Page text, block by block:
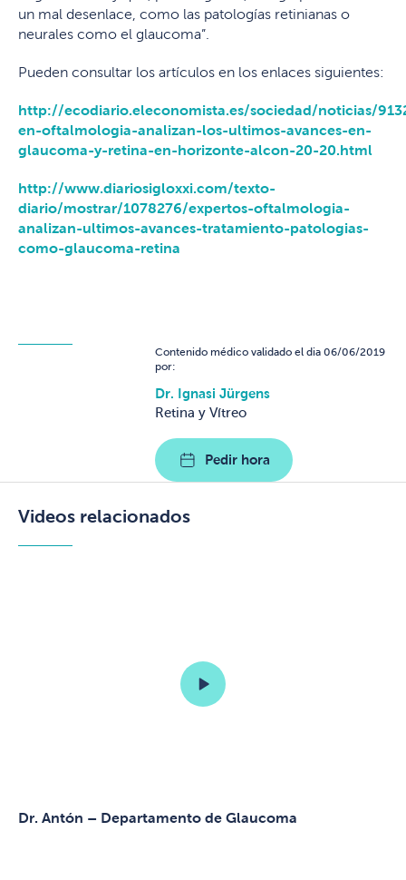
un mal desenlace, como las patologías retinianas o
neurales como el glaucoma”.
Pueden consultar los artículos en los enlaces siguientes:
http://ecodiario.eleconomista.es/sociedad/noticias/
en-oftalmologia-analizan-los-ultimos-avances-en-
glaucoma-y-retina-en-horizonte-alcon-20-20.html
http://www.diariosigloxxi.com/texto-
diario/mostrar/1078276/expertos-oftalmologia-
analizan-ultimos-avances-tratamiento-patologias-
como-glaucoma-retina
Contenido médico validado el dia 06/06/2019
por:
Dr. Ignasi Jürgens
Retina y Vítreo
Pedir hora
Videos relacionados
Dr. Antón – Departamento de Glaucoma